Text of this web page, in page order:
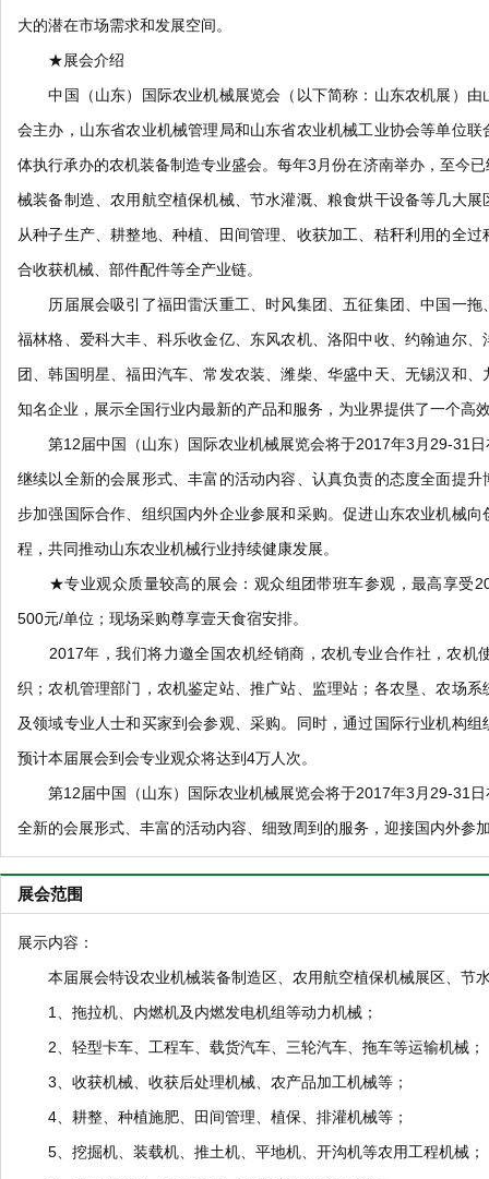
大的潜在市场需求和发展空间。
★展会介绍
中国（山东）国际农业机械展览会（以下简称：山东农机展）由
会主办，山东省农业机械管理局和山东省农业机械工业协会等单位
体执行承办的农机装备制造专业盛会。每年3月份在济南举办，至今
械装备制造、农用航空植保机械、节水灌溉、粮食烘干设备等几大
从种子生产、耕整地、种植、田间管理、收获加工、秸秆利用的全
合收获机械、部件配件等全产业链。
历届展会吸引了福田雷沃重工、时风集团、五征集团、中国一拖
福林格、爱科大丰、科乐收金亿、东风农机、洛阳中收、约翰迪尔
团、韩国明星、福田汽车、常发农装、潍柴、华盛中天、无锡汉和
知名企业，展示全国行业内最新的产品和服务，为业界提供了一个高
第12届中国（山东）国际农业机械展览会将于2017年3月29-31日
继续以全新的会展形式、丰富的活动内容、认真负责的态度全面提
步加强国际合作、组织国内外企业参展和采购。促进山东农业机械
程，共同推动山东农业机械行业持续健康发展。
★专业观众质量较高的展会：观众组团带班车参观，最高享受
500元/单位；现场采购尊享壹天食宿安排。
2017年，我们将力邀全国农机经销商，农机专业合作社，农机
织；农机管理部门，农机鉴定站、推广站、监理站；各农垦、农场
及领域专业人士和买家到会参观、采购。同时，通过国际行业机构
预计本届展会到会专业观众将达到4万人次。
第12届中国（山东）国际农业机械展览会将于2017年3月29-31日
全新的会展形式、丰富的活动内容、细致周到的服务，迎接国内外参
展会范围
展示内容：
本届展会特设农业机械装备制造区、农用航空植保机械展区、节
1、拖拉机、内燃机及内燃发电机组等动力机械；
2、轻型卡车、工程车、载货汽车、三轮汽车、拖车等运输机械；
3、收获机械、收获后处理机械、农产品加工机械等；
4、耕整、种植施肥、田间管理、植保、排灌机械等；
5、挖掘机、装载机、推土机、平地机、开沟机等农用工程机械；